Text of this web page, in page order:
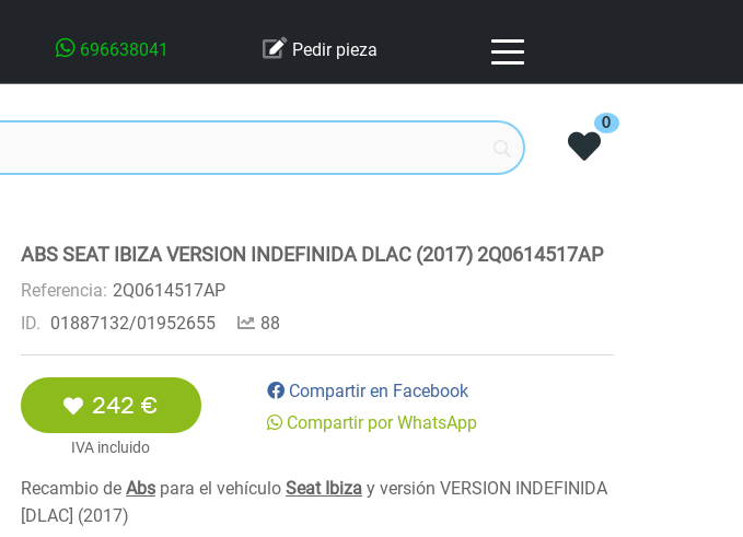
696638041 Pedir pieza
0
ABS SEAT IBIZA VERSION INDEFINIDA DLAC (2017) 2Q0614517AP
Referencia: 2Q0614517AP
ID. 01887132/01952655 88
242 €
IVA incluido
Compartir en Facebook
Compartir por WhatsApp
Recambio de Abs para el vehículo Seat Ibiza y versión VERSION INDEFINIDA
[DLAC] (2017)